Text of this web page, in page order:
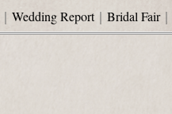
｜ Wedding Report｜ Bridal Fair｜